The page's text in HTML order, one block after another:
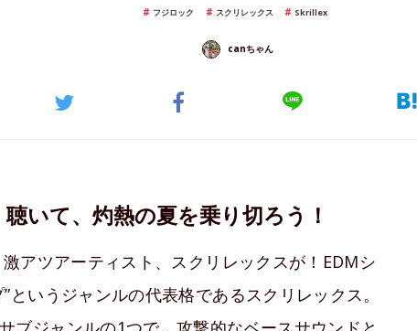
フジロック スクリレックス Skrillex
canちゃん
いて、灼熱の夏を乗り切ろう！
アツアーティスト、スクリレックスが！EDMシ
いうジャンルの代表格であるスクリレックス。